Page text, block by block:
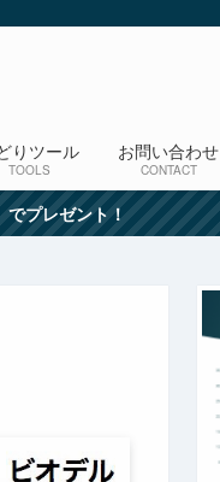
りツール
TOOLS
お問い合わせ
CONTACT
でプレゼント！